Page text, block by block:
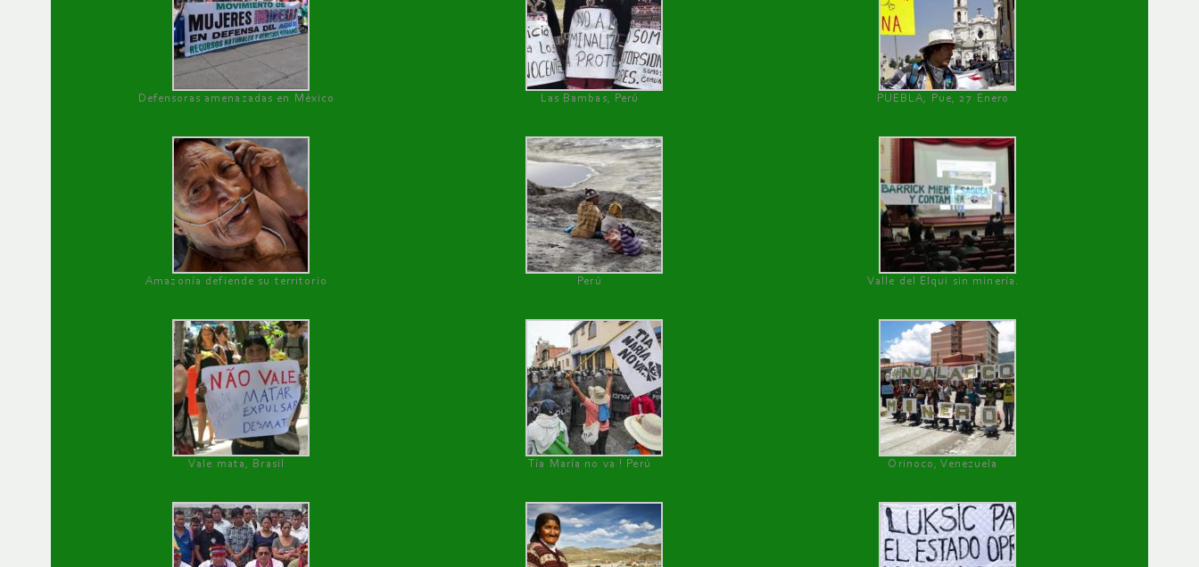
Defensoras amenazadas en México Las Bambas, Perú PUEBLA, Pue, 27 Enero
Amazonía defiende su territorio Perú Valle del Elqui sin minería.
Vale mata, Brasil Tía María no va ! Perú Orinoco, Venezuela